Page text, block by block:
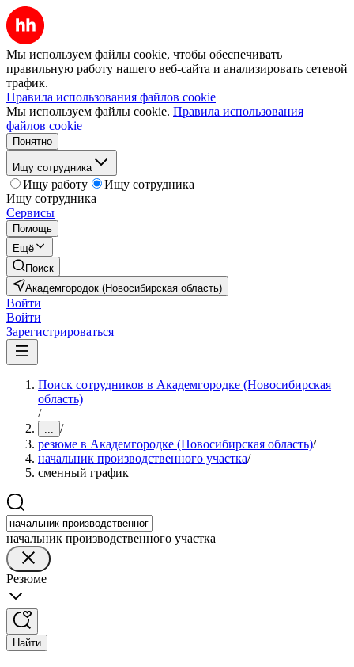
Мы используем файлы cookie, чтобы обеспечивать
правильную работу нашего веб-сайта и анализировать сетевой
трафик.
Правила использования файлов cookie
Мы используем файлы cookie. Правила использования
файлов cookie
Понятно
Ищу сотрудника
Ищу работу
Ищу сотрудника
Ищу сотрудника
Сервисы
Помощь
Ещё
Поиск
Академгородок (Новосибирская область)
Войти
Войти
Зарегистрироваться
Поиск сотрудников в Академгородке (Новосибирская
область)
/
... /
резюме в Академгородке (Новосибирская область)/
начальник производственного участка/
сменный график
начальник производственного участка
Резюме
Найти